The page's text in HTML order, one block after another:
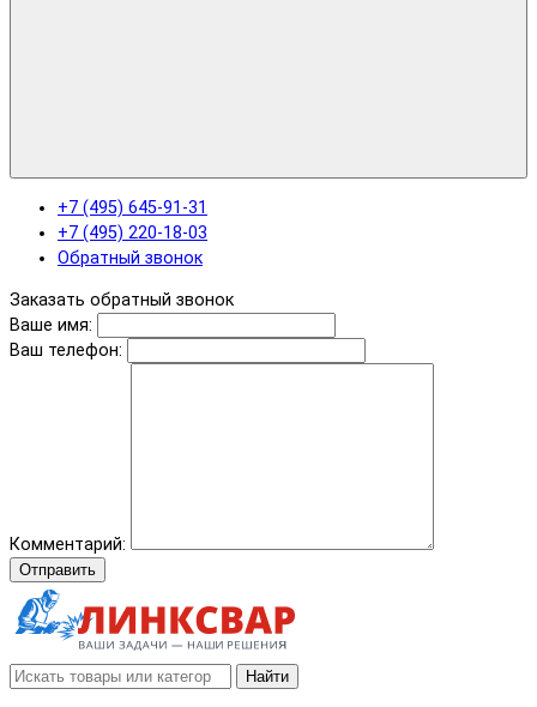
+7 (495) 645-91-31
+7 (495) 220-18-03
Обратный звонок
Заказать обратный звонок
Ваше имя:
Ваш телефон:
Комментарий:
Отправить
Найти